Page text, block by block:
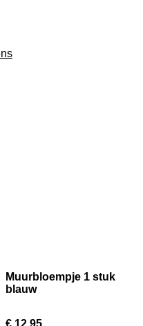
Muurbloempje 1 stuk
blauw
€ 12,95